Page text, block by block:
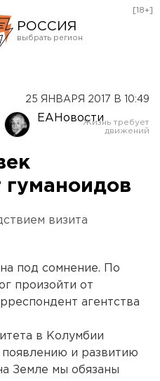
РОССИЯ
Оренбург
[18+]
25 ЯНВАРЯ 2017 В 10:49
ЕАНовости
гуманоидов
визита
под сомнение. По
произойти от
агентства
в Колумбии
появлению и развитию
Земле мы обязаны